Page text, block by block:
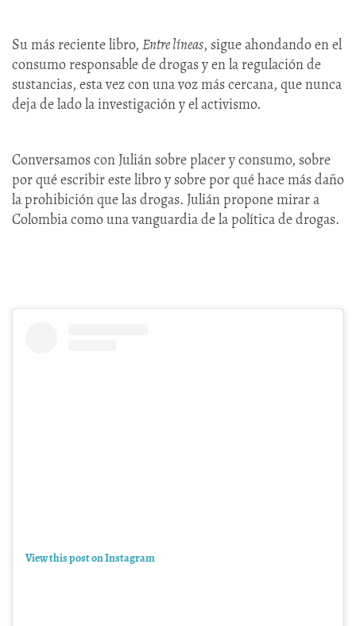
Su más reciente libro, Entre líneas, sigue ahondando en el
consumo responsable de drogas y en la regulación de
sustancias, esta vez con una voz más cercana, que nunca
deja de lado la investigación y el activismo.
Conversamos con Julián sobre placer y consumo, sobre
por qué escribir este libro y sobre por qué hace más daño
la prohibición que las drogas. Julián propone mirar a
Colombia como una vanguardia de la política de drogas.
View this post on Instagram